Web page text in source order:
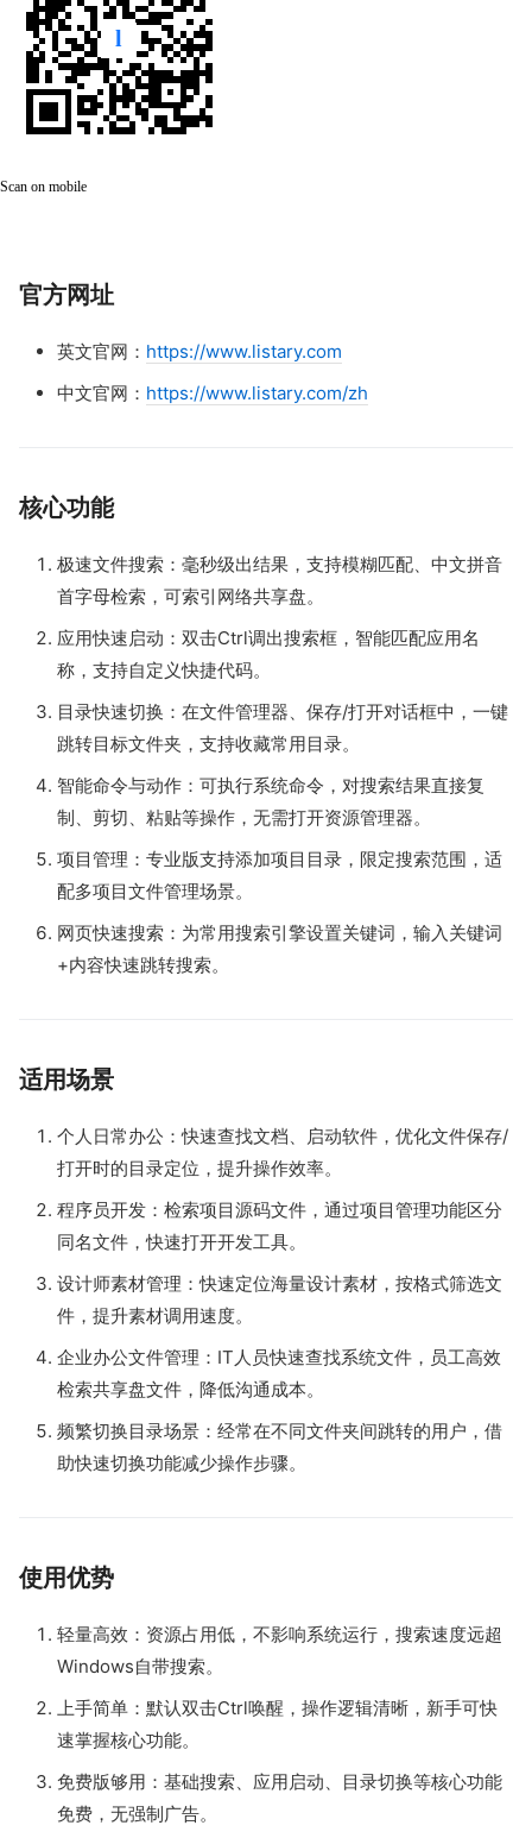
Scan on mobile
官方网址
英文官网： https://www.listary.com
中文官网： https://www.listary.com/zh
核心功能
极速文件搜索：毫秒级出结果，支持模糊匹配、中文拼音
首字母检索，可索引网络共享盘。
应用快速启动：双击Ctrl调出搜索框，智能匹配应用名
称，支持自定义快捷代码。
目录快速切换：在文件管理器、保存/打开对话框中，一键
跳转目标文件夹，支持收藏常用目录。
智能命令与动作：可执行系统命令，对搜索结果直接复
制、剪切、粘贴等操作，无需打开资源管理器。
项目管理：专业版支持添加项目目录，限定搜索范围，适
配多项目文件管理场景。
网页快速搜索：为常用搜索引擎设置关键词，输入关键词
+内容快速跳转搜索。
适用场景
个人日常办公：快速查找文档、启动软件，优化文件保存/
打开时的目录定位，提升操作效率。
程序员开发：检索项目源码文件，通过项目管理功能区分
同名文件，快速打开开发工具。
设计师素材管理：快速定位海量设计素材，按格式筛选文
件，提升素材调用速度。
企业办公文件管理：IT人员快速查找系统文件，员工高效
检索共享盘文件，降低沟通成本。
频繁切换目录场景：经常在不同文件夹间跳转的用户，借
助快速切换功能减少操作步骤。
使用优势
轻量高效：资源占用低，不影响系统运行，搜索速度远超
Windows自带搜索。
上手简单：默认双击Ctrl唤醒，操作逻辑清晰，新手可快
速掌握核心功能。
免费版够用：基础搜索、应用启动、目录切换等核心功能
免费，无强制广告。